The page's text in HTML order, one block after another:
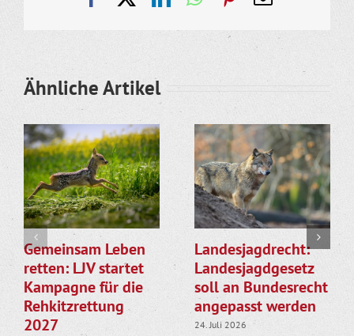
Ähnliche Artikel
Gemeinsam Leben
retten: LJV startet
Kampagne für die
Rehkitzrettung
2027
Landesjagdrecht:
Landesjagdgesetz
soll an Bundesrecht
angepasst werden
24. Juli 2026